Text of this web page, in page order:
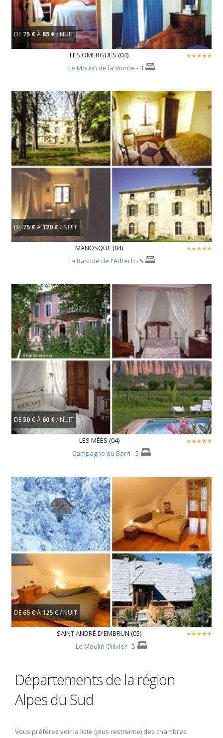
DE 75 €À 85 €/ NUIT
LES OMERGUES (04)
Le Moulin de la Viorne - 3
DE75 €À120 €/ NUIT
MANOSQUE (04)
La Bastide de l'Adrech - 5
DE 50 € À 60 €/ NUIT
LES MÉES (04)
Campagne du Barri - 5
DE 65 €À125 €/ NUIT
SAINT ANDRÉ D'EMBRUN (05)
Le Moulin Ollivier- 5
Départements de la région
Alpes du Sud
Vous préférez voir la liste (plus restreinte) des chambres